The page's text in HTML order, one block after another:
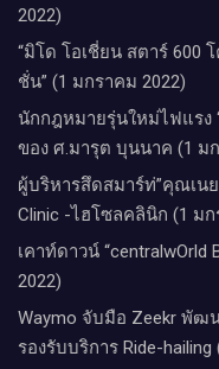
2022)
“มิโด โอเชี่ยน สตาร์ 600
ชั่น” (1 มกราคม 2022)
นักกฎหมายรุ่นใหม่ไฟแรง
ของ ศ.มารุต บุนนาค (1 ม
ผู้บริหารสึดสมาร์ท่”คุณเน
Clinic -ไฮโซลคลินิก (1 มก
เคาท์ดาวน์​ “centralwOrld
2022)
Waymo จับมือ Zeekr พั
รองรับบริการ Ride-